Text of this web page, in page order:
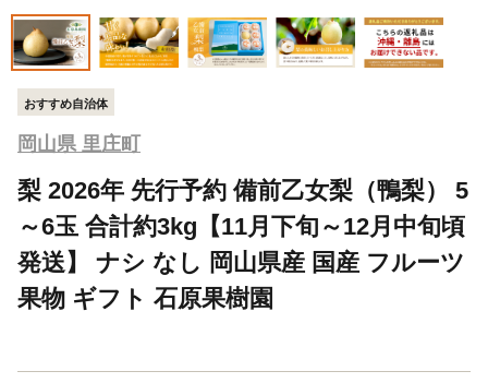
おすすめ自治体
岡山県 里庄町
梨 2026年 先行予約 備前乙女梨（鴨梨） 5
～6玉 合計約3kg【11月下旬～12月中旬頃
発送】 ナシ なし 岡山県産 国産 フルーツ
果物 ギフト 石原果樹園